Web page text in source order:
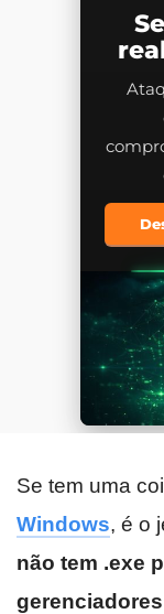
Se tem uma
Windows, é o
não tem .exe